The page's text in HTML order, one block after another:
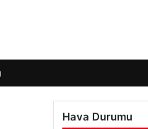
Hava Durumu